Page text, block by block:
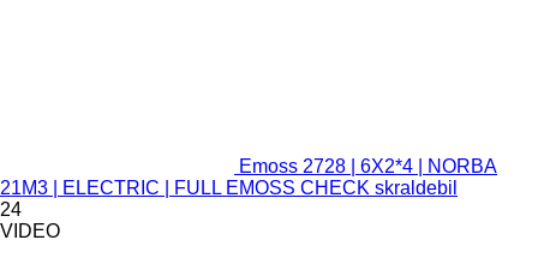
Emoss 2728 | 6X2*4 | NORBA
21M3 | ELECTRIC | FULL EMOSS CHECK skraldebil
24
VIDEO